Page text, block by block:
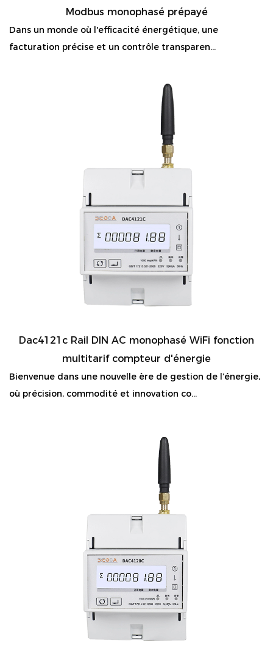
Modbus monophasé prépayé
Dans un monde où l'efficacité énergétique, une
facturation précise et un contrôle transparen...
Dac4121c Rail DIN AC monophasé WiFi fonction
multitarif compteur d'énergie
Bienvenue dans une nouvelle ère de gestion de l’énergie,
où précision, commodité et innovation co...